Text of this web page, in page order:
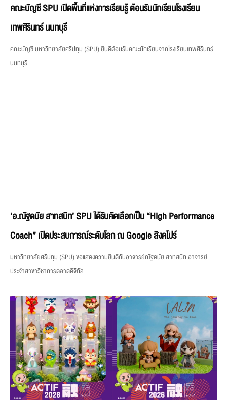
คณะบัญชี SPU เปิดพื้นที่แห่งการเรียนรู้ ต้อนรับนักเรียนโรงเรียน
เทพศิรินทร์ นนทบุรี
คณะบัญชี มหาวิทยาลัยศรีปทุม (SPU) ยินดีต้อนรับคณะนักเรียนจากโรงเรียนเทพศิรินทร์
นนทบุรี
‘อ.ณัฐดนัย สาทสนิท’ SPU ได้รับคัดเลือกเป็น “High Performance
Coach” เปิดประสบการณ์ระดับโลก ณ Google สิงคโปร์
มหาวิทยาลัยศรีปทุม (SPU) ขอแสดงความยินดีกับอาจารย์ณัฐดนัย สาทสนิท อาจารย์
ประจำสาขาวิชาการตลาดดิจิทัล